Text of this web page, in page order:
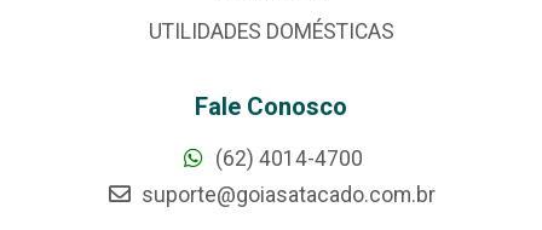
UTILIDADES DOMÉSTICAS
Fale Conosco
(62) 4014-4700
suporte@goiasatacado.com.br